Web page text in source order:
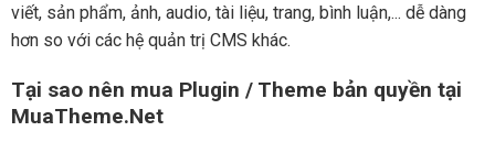
viết, sản phẩm, ảnh, audio, tài liệu, trang, bình luận,... dễ dàng
hơn so với các hệ quản trị CMS khác.
Tại sao nên mua Plugin / Theme bản quyền tại
MuaTheme.Net